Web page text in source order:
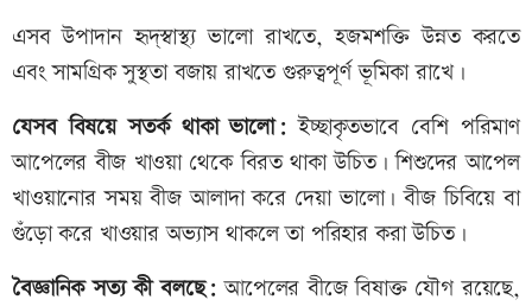
এসব উপাদান হৃদ্‌স্বাস্থ্য ভালো রাখতে, হজমশক্তি উন্নত করতে
এবং সামগ্রিক সুস্থতা বজায় রাখতে গুরুত্বপূর্ণ ভূমিকা রাখে।
যেসব বিষয়ে সতর্ক থাকা ভালো:ইচ্ছাকৃতভাবে বেশি পরিমাণ
আপেলের বীজ খাওয়া থেকে বিরত থাকা উচিত। শিশুদের আপেল
খাওয়ানোর সময় বীজ আলাদা করে দেয়া ভালো। বীজ চিবিয়ে বা
গুঁড়ো করে খাওয়ার অভ্যাস থাকলে তা পরিহার করা উচিত।
বৈজ্ঞানিক সত্য কী বলছে:আপেলের বীজে বিষাক্ত যৌগ রয়েছে,